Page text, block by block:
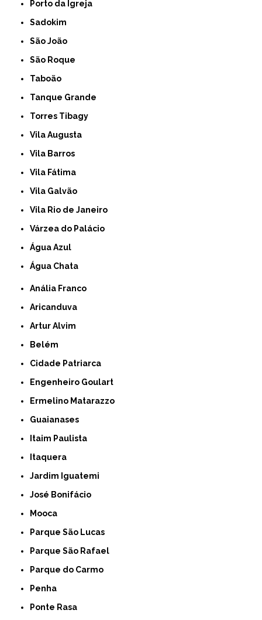
Porto da Igreja
Sadokim
São João
São Roque
Taboão
Tanque Grande
Torres Tibagy
Vila Augusta
Vila Barros
Vila Fátima
Vila Galvão
Vila Rio de Janeiro
Várzea do Palácio
Água Azul
Água Chata
Anália Franco
Aricanduva
Artur Alvim
Belém
Cidade Patriarca
Engenheiro Goulart
Ermelino Matarazzo
Guaianases
Itaim Paulista
Itaquera
Jardim Iguatemi
José Bonifácio
Mooca
Parque São Lucas
Parque São Rafael
Parque do Carmo
Penha
Ponte Rasa